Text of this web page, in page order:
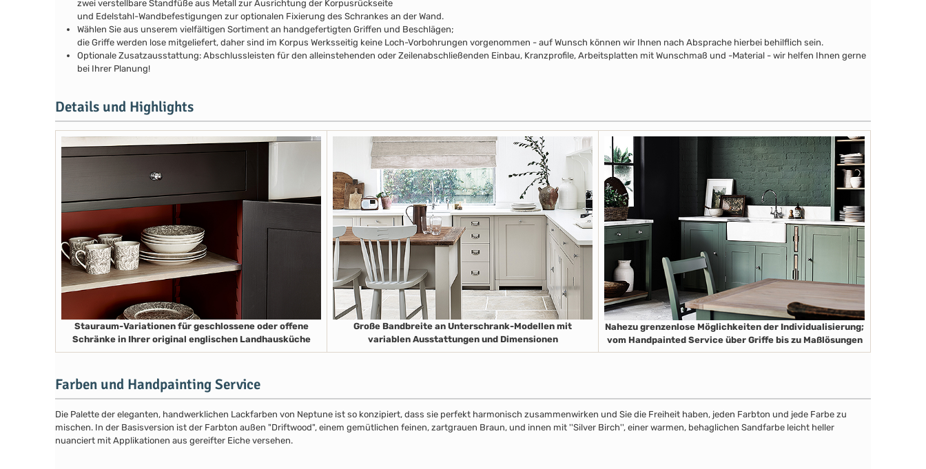
zwei verstellbare Standfüße aus Metall zur Ausrichtung der Korpusrückseite
und Edelstahl-Wandbefestigungen zur optionalen Fixierung des Schrankes an der Wand.
Wählen Sie aus unserem vielfältigen Sortiment an handgefertigten Griffen und Beschlägen;
die Griffe werden lose mitgeliefert, daher sind im Korpus Werksseitig keine Loch-Vorbohrungen vorgenommen - auf Wunsch können wir Ihnen nach Absprache hierbei behilflich sein.
Optionale Zusatzausstattung: Abschlussleisten für den alleinstehenden oder Zeilenabschließenden Einbau, Kranzprofile, Arbeitsplatten mit Wunschmaß und -Material - wir helfen Ihnen gerne
bei Ihrer Planung!
Details und Highlights
Stauraum-Variationen für geschlossene oder offene
Schränke in Ihrer original englischen Landhausküche
Große Bandbreite an Unterschrank-Modellen mit
variablen Ausstattungen und Dimensionen
Nahezu grenzenlose Möglichkeiten der Individualisierung;
vom Handpainted Service über Griffe bis zu Maßlösungen
Farben und Handpainting Service
Die Palette der eleganten, handwerklichen Lackfarben von Neptune ist so konzipiert, dass sie perfekt harmonisch zusammenwirken und Sie die Freiheit haben, jeden Farbton und jede Farbe zu
mischen. In der Basisversion ist der Farbton außen "Driftwood", einem gemütlichen feinen, zartgrauen Braun, und innen mit ''Silver Birch'', einer warmen, behaglichen Sandfarbe leicht heller
nuanciert mit Applikationen aus gereifter Eiche versehen.